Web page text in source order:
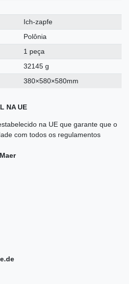
Ich-zapfe
Polônia
1 peça
32145 g
380×580×580mm
NA UE
na UE que garante que o
com todos os regulamentos